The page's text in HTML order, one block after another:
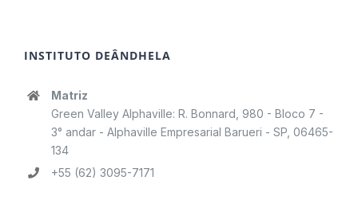
INSTITUTO DEÂNDHELA
Matriz
Green Valley Alphaville: R. Bonnard, 980 - Bloco 7 -
3° andar - Alphaville Empresarial Barueri - SP, 06465-
134
+55 (62) 3095-7171